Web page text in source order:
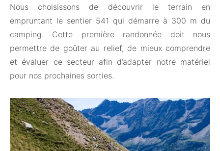
Nous choisissons de découvrir le terrain en
empruntant le sentier 541 qui démarre à 300 m du
camping. Cette première randonnée doit nous
permettre de goûter au relief, de mieux comprendre
et évaluer ce secteur afin d’adapter notre matériel
pour nos prochaines sorties.